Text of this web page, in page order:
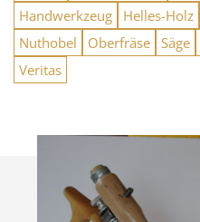
Handwerkzeug
Helles-Holz
Nuthobel
Oberfräse Säge
Veritas